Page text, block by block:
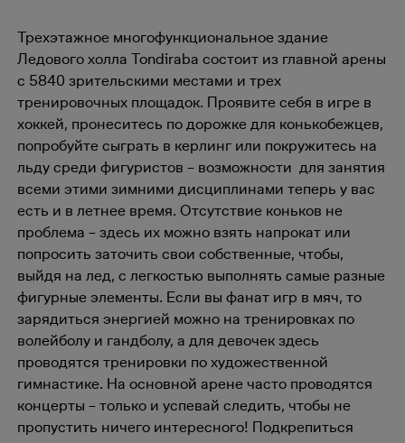
Трехэтажное многофункциональное здание
Ледового холла Tondiraba состоит из главной арены
с 5840 зрительскими местами и трех
тренировочных площадок. Проявите себя в игре в
хоккей, пронеситесь по дорожке для конькобежцев,
попробуйте сыграть в керлинг или покружитесь на
льду среди фигуристов – возможности для занятия
всеми этими зимними дисциплинами теперь у вас
есть и в летнее время. Отсутствие коньков не
проблема – здесь их можно взять напрокат или
попросить заточить свои собственные, чтобы,
выйдя на лед, с легкостью выполнять самые разные
фигурные элементы. Если вы фанат игр в мяч, то
зарядиться энергией можно на тренировках по
волейболу и гандболу, а для девочек здесь
проводятся тренировки по художественной
гимнастике. На основной арене часто проводятся
концерты – только и успевай следить, чтобы не
пропустить ничего интересного! Подкрепиться